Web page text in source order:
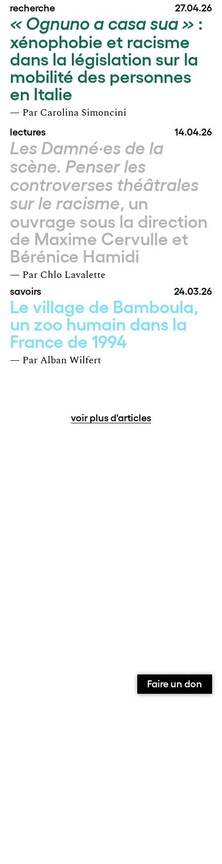
recherche 27.04.26
« Ognuno a casa sua » :
xénophobie et racisme
dans la législation sur la
mobilité des personnes
en Italie
— Par Carolina Simoncini
lectures 14.04.26
Les Damné·es de la
scène. Penser les
controverses théâtrales
sur le racisme, un
ouvrage sous la direction
de Maxime Cervulle et
Bérénice Hamidi
— Par Chlo Lavalette
savoirs 24.03.26
Le village de Bamboula,
un zoo humain dans la
France de 1994
— Par Alban Wilfert
voir plus d'articles
Faire un don